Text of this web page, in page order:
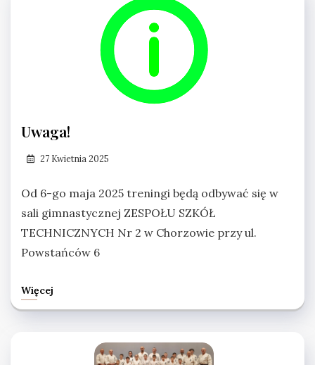
Uwaga!
27 Kwietnia 2025
Od 6-go maja 2025 treningi będą odbywać się w
sali gimnastycznej ZESPOŁU SZKÓŁ
TECHNICZNYCH Nr 2 w Chorzowie przy ul.
Powstańców 6
Więcej